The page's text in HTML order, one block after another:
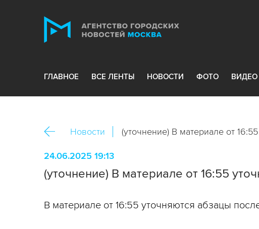
ГЛАВНОЕ ВСЕ ЛЕНТЫ НОВОСТИ ФОТО ВИДЕО
Новости (уточнение) В материале от
24.06.2025 19:13
(уточнение) В материале от 16:55
В материале от 16:55 уточняются абзацы